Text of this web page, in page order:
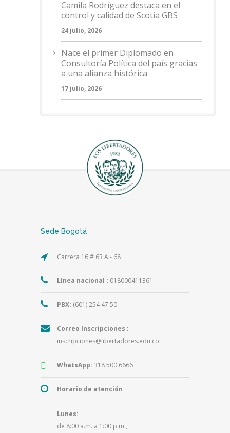
Camila Rodríguez destaca en el
control y calidad de Scotia GBS
24 julio, 2026
Nace el primer Diplomado en
Consultoría Política del país gracias
a una alianza histórica
17 julio, 2026
Sede Bogotá
Carrera 16 # 63 A - 68
Línea nacional : 018000411361
PBX: (601) 254 47 50
Correo Inscripciones :
inscripciones@libertadores.edu.co
WhatsApp: 318 500 6666
Horario de atención
Lunes:
de 8:00 a.m. a 1:00 p.m.,